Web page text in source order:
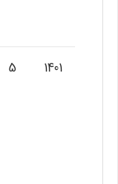
1401
5